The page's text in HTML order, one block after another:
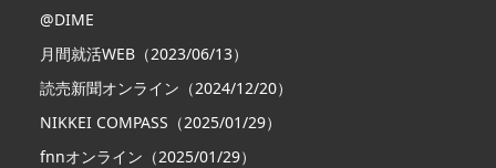
@DIME
月間就活WEB（2023/06/13）
読売新聞オンライン（2024/12/20）
NIKKEI COMPASS（2025/01/29）
fnnオンライン（2025/01/29）